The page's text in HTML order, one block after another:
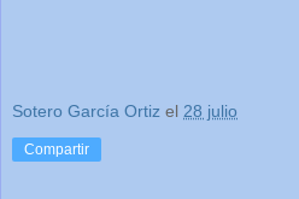
Sotero García Ortiz el 28 julio
Compartir